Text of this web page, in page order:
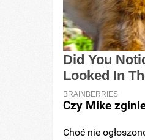
Czy Mike
Choć nie